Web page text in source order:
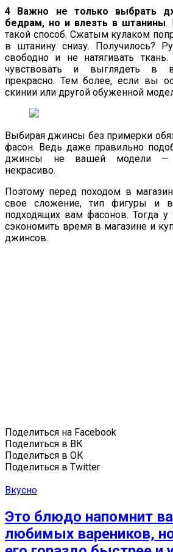
4 Важно не только выбрать
бедрам, но и влезть в штанины.
такой способ. Сжатым кулаком
в штанину снизу. Получилось?
свободно и не натягивать
чувствовать и выглядеть в
прекрасно. Тем более, если вы
скинии или другой обуженной
Выбирая джинсы без примерки
фасон. Ведь даже правильно
джинсы не вашей модели —
некрасиво.
Поэтому перед походом в
свое сложение, тип фигуры и
подходящих вам фасонов. Тогда
сэкономить время в магазине и
джинсов.
Поделиться на Facebook
Поделиться в ВК
Поделиться в ОК
Поделиться в Twitter
Вкусно
Это блюдо напомнит
любимых вареников,